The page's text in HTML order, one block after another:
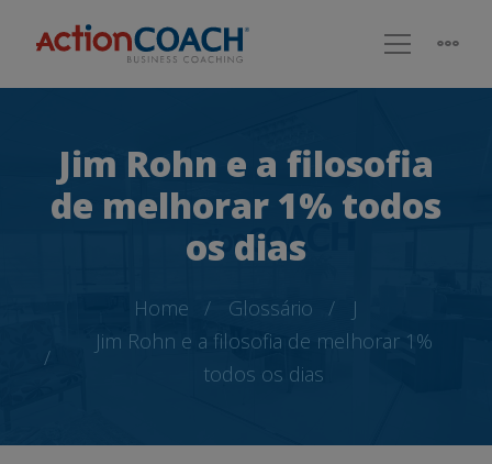
Jim Rohn e a filosofia
de melhorar 1% todos
os dias
Home Glossário
J
Jim Rohn e a filosofia de melhorar 1%
todos os dias